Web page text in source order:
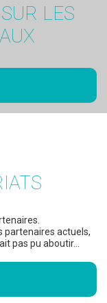
LES
partenaires actuels,
pas pu aboutir...